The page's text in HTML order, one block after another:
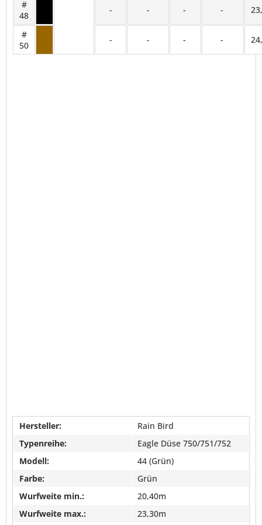
#
48
- - - -
#
50
- - - -
Hersteller:
Rain Bird
Typenreihe:
Eagle Düse 750/751/752
Modell:
44 (Grün)
Farbe:
Grün
Wurfweite min.:
20,40m
Wurfweite max.:
23,30m